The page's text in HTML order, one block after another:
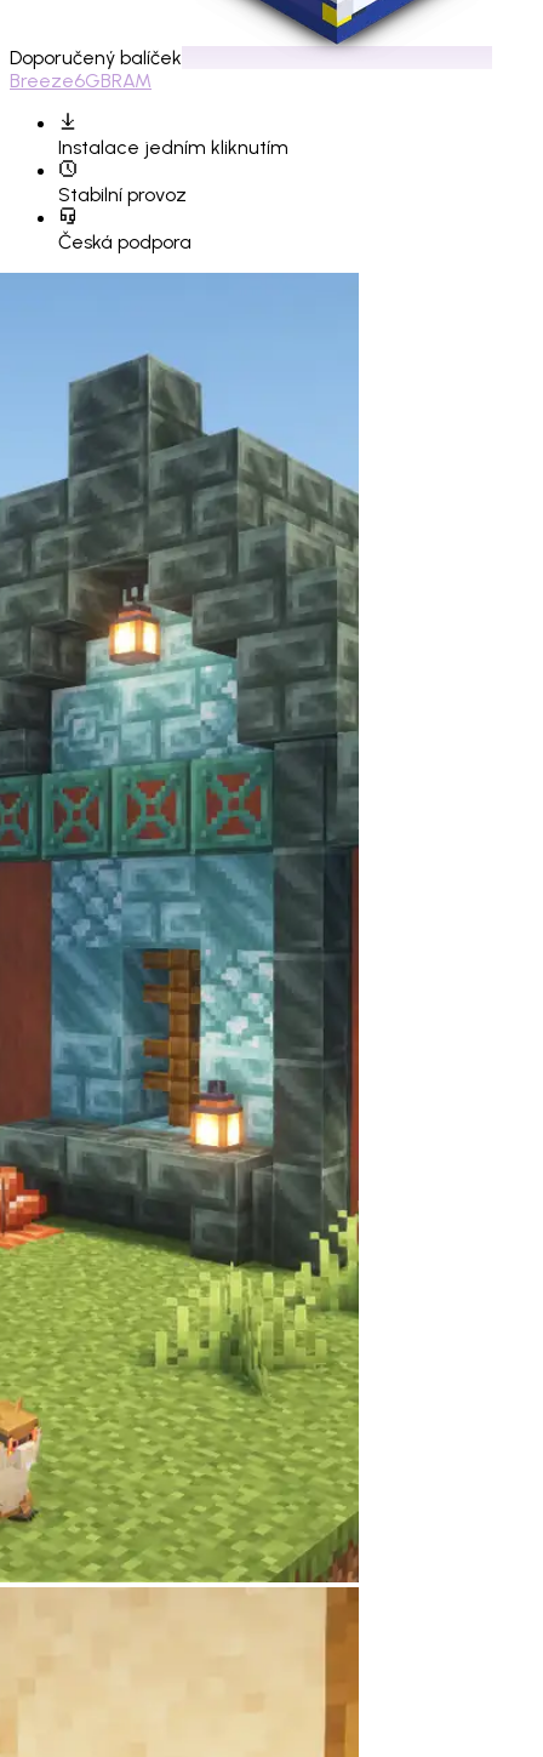
Doporučený balíček
Breeze6GBRAM
Instalace jedním kliknutím
Stabilní provoz
Česká podpora